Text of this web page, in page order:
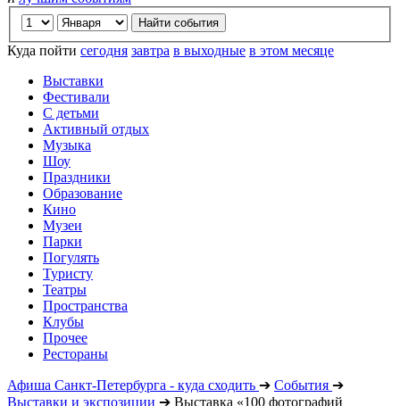
Куда пойти сегодня завтра в выходные в этом месяце
Выставки
Фестивали
С детьми
Активный отдых
Музыка
Шоу
Праздники
Образование
Кино
Музеи
Парки
Погулять
Туристу
Театры
Пространства
Клубы
Прочее
Рестораны
Афиша Санкт-Петербурга - куда сходить ➔ События ➔
Выставки и экспозиции ➔ Выставка «100 фотографий